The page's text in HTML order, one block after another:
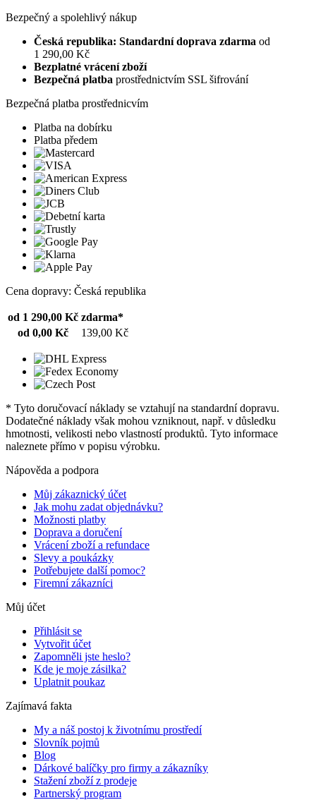
Bezpečný a spolehlivý nákup
Česká republika: Standardní doprava zdarma od
1 290,00 Kč
Bezplatné vrácení zboží
Bezpečná platba prostřednictvím SSL šifrování
Bezpečná platba prostřednicvím
Platba na dobírku
Platba předem
Cena dopravy: Česká republika
od 1 290,00 Kč zdarma*
od 0,00 Kč
139,00 Kč
* Tyto doručovací náklady se vztahují na standardní dopravu.
Dodatečné náklady však mohou vzniknout, např. v důsledku
hmotnosti, velikosti nebo vlastností produktů. Tyto informace
naleznete přímo v popisu výrobku.
Nápověda a podpora
Můj zákaznický účet
Jak mohu zadat objednávku?
Možnosti platby
Doprava a doručení
Vrácení zboží a refundace
Slevy a poukázky
Potřebujete další pomoc?
Firemní zákazníci
Můj účet
Přihlásit se
Vytvořit účet
Zapomněli jste heslo?
Kde je moje zásilka?
Uplatnit poukaz
Zajímavá fakta
My a náš postoj k životnímu prostředí
Slovník pojmů
Blog
Dárkové balíčky pro firmy a zákazníky
Stažení zboží z prodeje
Partnerský program